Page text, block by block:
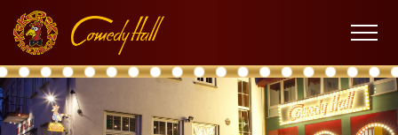
Hauptnavigation
Inhalt
Fußnavigation
K
Menü